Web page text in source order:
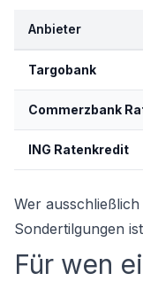
Anbieter
Targobank
Commerzbank
ING Ratenkredit
Wer
Sondertilgungen
Für wen